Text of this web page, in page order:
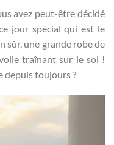
avez peut-être décidé
jour spécial qui est le
sûr, une grande robe de
traînant sur le sol !
depuis toujours ?